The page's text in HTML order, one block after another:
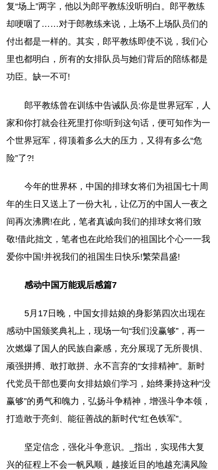
复“场上”两字，他以为郎平教练没听明白。郎平教练
却哽咽了……对于郎教练来说，上场不上场队员们的
付出都是一样的。其实，郎平教练即使不说，我们心
里也都明白，所有的女排队员与她们背后的陪练都是
功臣。缺一不可!
郎平教练曾在训练中告诫队员:你是世界冠军，人
家和你打就会往死里打你!听到这句话，便可知作为一
个世界冠军，得顶着多么大的压力，又得有多么“危
险”了?!
今年的世界杯，中国的排球女将们为祖国七十周
年的生日又送上了一份大礼，让亿万的中国人一夜之
间再次沸腾!在此，笔者真诚向我们的排球女将们致
敬!借此拙文，笔者也在此给我们的祖国比个心一一我
爱你中国!并祝我们的祖国生日快乐!繁荣昌盛!
感动中国万能观后感篇7
5月17日晚，中国女排姑娘的身影第四次出现在
感动中国颁奖典礼上，现场一句“我们没赢够”，再一
次燃爆了国人的民族自豪感，充分展现了无所畏惧、
顽强拼搏、敢打敢拼、永不言弃的“女排精神”。新时
代党员干部也要向女排姑娘们学习，始终秉持这种“没
赢够”的勇气和魄力，弘扬斗争精神，增强斗争本领，
打造敢于亮剑、能征善战的新时代“红色铁军”。
坚定信念，强化斗争意识。_指出，实现伟大复
兴的征程上不会一帆风顺，越接近目的地越充满风险